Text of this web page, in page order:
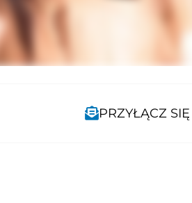
PRZYŁĄCZ